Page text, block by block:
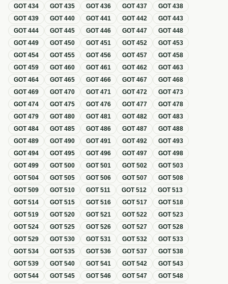
GOT434 GOT435 GOT436 GOT437 GOT438
GOT439 GOT440 GOT441 GOT442 GOT443
GOT444 GOT445 GOT446 GOT447 GOT448
GOT449 GOT450 GOT451 GOT452 GOT453
GOT454 GOT455 GOT456 GOT457 GOT458
GOT459 GOT460 GOT461 GOT462 GOT463
GOT464 GOT465 GOT466 GOT467 GOT468
GOT469 GOT470 GOT471 GOT472 GOT473
GOT474 GOT475 GOT476 GOT477 GOT478
GOT479 GOT480 GOT481 GOT482 GOT483
GOT484 GOT485 GOT486 GOT487 GOT488
GOT489 GOT490 GOT491 GOT492 GOT493
GOT494 GOT495 GOT496 GOT497 GOT498
GOT499 GOT500 GOT501 GOT502 GOT503
GOT504 GOT505 GOT506 GOT507 GOT508
GOT509 GOT510 GOT511 GOT512 GOT513
GOT514 GOT515 GOT516 GOT517 GOT518
GOT519 GOT520 GOT521 GOT522 GOT523
GOT524 GOT525 GOT526 GOT527 GOT528
GOT529 GOT530 GOT531 GOT532 GOT533
GOT534 GOT535 GOT536 GOT537 GOT538
GOT539 GOT540 GOT541 GOT542 GOT543
GOT544 GOT545 GOT546 GOT547 GOT548